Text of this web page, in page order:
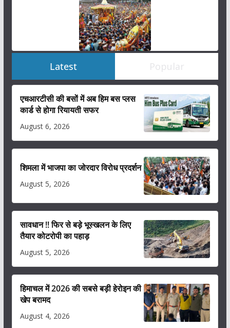
Latest Popular
एचआरटीसी की बसों में अब हिम बस प्लस
कार्ड से होगा रियायती सफर
August 6, 2026
शिमला में भाजपा का जोरदार विरोध प्रदर्शन
August 5, 2026
सावधान !! फिर से बड़े भूस्खलन के लिए
तैयार कोटरोपी का पहाड़
August 5, 2026
हिमाचल में 2026 की सबसे बड़ी हेरोइन की
खेप बरामद
August 4, 2026